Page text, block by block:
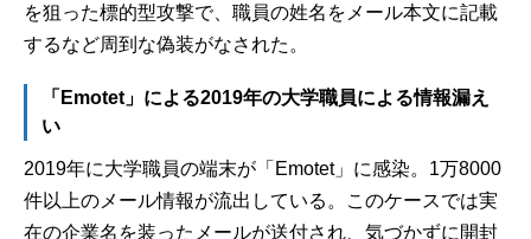
を狙った標的型攻撃で、職員の姓名をメール本文に記載
するなど周到な偽装がなされた。
「Emotet」による2019年の大学職員による情報漏え
い
2019年に大学職員の端末が「Emotet」に感染。1万8000
件以上のメール情報が流出している。このケースでは実
在の企業名を装ったメールが送付され、気づかずに開封